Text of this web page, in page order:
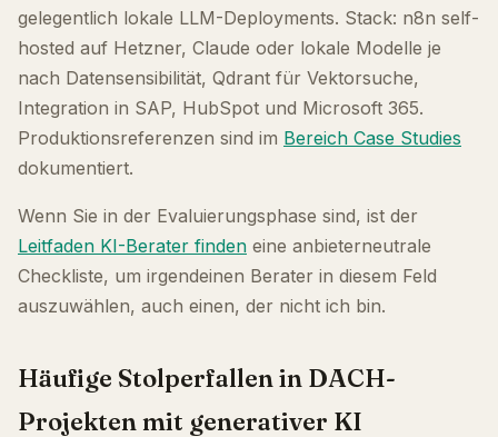
gelegentlich lokale LLM-Deployments. Stack: n8n self-
hosted auf Hetzner, Claude oder lokale Modelle je
nach Datensensibilität, Qdrant für Vektorsuche,
Integration in SAP, HubSpot und Microsoft 365.
Produktionsreferenzen sind im Bereich Case Studies
dokumentiert.
Wenn Sie in der Evaluierungsphase sind, ist der
Leitfaden KI-Berater finden eine anbieterneutrale
Checkliste, um irgendeinen Berater in diesem Feld
auszuwählen, auch einen, der nicht ich bin.
Häufige Stolperfallen in DACH-
Projekten mit generativer KI